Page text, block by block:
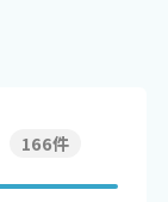
166件